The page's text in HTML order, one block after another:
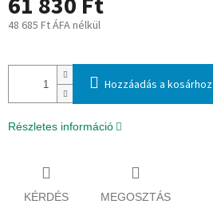
48 685 Ft ÁFA nélkül
Hozzáadás a kosárhoz
Részletes információ
KÉRDÉS MEGOSZTÁS